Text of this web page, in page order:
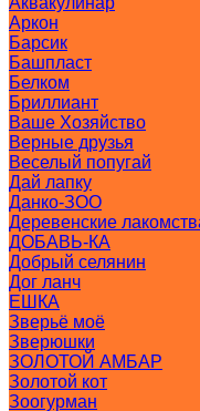
Аркон
Барсик
Башпласт
Белком
Бриллиант
Ваше Хозяйство
Верные друзья
Веселый попугай
Дай лапку
Данко-ЗОО
Деревенские
ДОБАВЬ-КА
Добрый селянин
Дог ланч
ЕШКА
Зверьё моё
Зверюшки
ЗОЛОТОЙ АМБАР
Золотой кот
Зоогурман